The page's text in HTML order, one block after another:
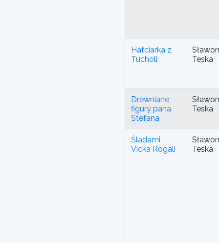
Hafciarka z
Tucholi
Teska
Drewniane
figury pana
Stefana
Teska
Śladami
Vicka Rogali
Teska